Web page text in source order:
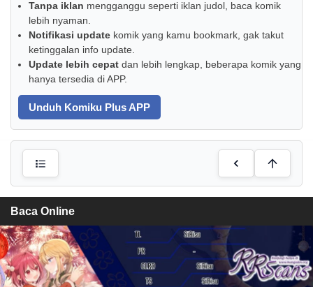
Tanpa iklan mengganggu seperti iklan judol, baca komik
lebih nyaman.
Notifikasi update komik yang kamu bookmark, gak takut
ketinggalan info update.
Update lebih cepat dan lebih lengkap, beberapa komik yang
hanya tersedia di APP.
Unduh Komiku Plus APP
Baca Online